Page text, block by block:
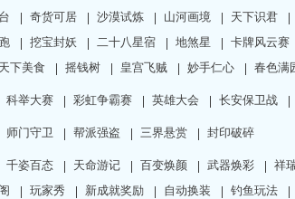
奇货可居 沙漠试炼 山河画境 天下识君
挖宝封妖 二十八星宿 地煞星 卡牌风云赛
天下美食 摇钱树 皇宫飞贼 妙手仁心 春色满
科举大赛 彩虹争霸赛 英雄大会 长安保卫战
师门守卫 帮派强盗 三界悬赏 封印破碎
千姿百态 天命游记 百变焕颜 武器焕彩 祥
玩家秀 新成就奖励 自动换装 钓鱼玩法